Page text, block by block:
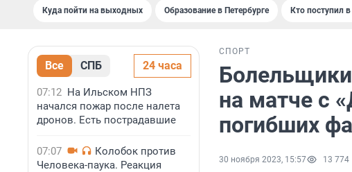
Куда пойти на выходных Образование в Петербурге Кто поступил
Все СПБ 24 часа
07:12 На Ильском НПЗ
начался пожар после налета
дронов. Есть пострадавшие
07:07
Колобок против
Человека-паука. Реакция
СПОРТ
на матче с
погибших
30 ноября 2023, 15:57 13 774